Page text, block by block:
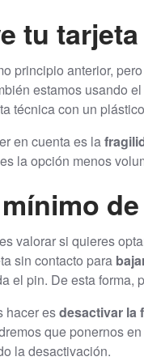
tu
principio anterior, pero
estamos usando
técnica con un
en cuenta es la
la opción menos
valorar si quieres
sin contacto para
el pin. De esta forma,
hacer esdesactivar la
que ponernos
la desactivación.